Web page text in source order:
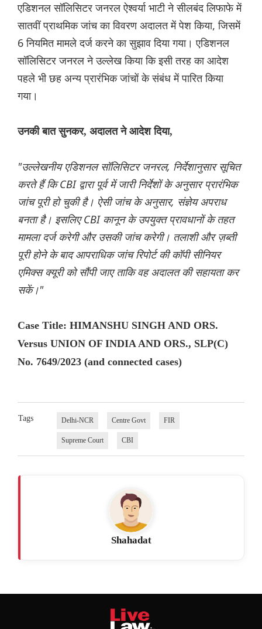
एडिशनल सॉलिसिटर जनरल ऐश्वर्या भाटी ने सीलबंद लिफाफे में
सातवीं प्राथमिक जांच का विवरण अदालत में पेश किया, जिसमें
6 नियमित मामले दर्ज करने का सुझाव दिया गया। एडिशनल
सॉलिसिटर जनरल ने उल्लेख किया कि इसी तरह का आदेश
पहले भी छह अन्य प्रारंभिक जांचों के संबंध में पारित किया
गया।
उनकी बात सुनकर, अदालत ने आदेश दिया,
"उल्लेखनीय एडिशनल सॉलिसिटर जनरल, निर्देशानुसार सूचित
करते हैं कि CBI द्वारा पूर्व में जारी निर्देशों के अनुसार प्रारंभिक
जांच पूरी हो चुकी है। ऐसी जांच के अनुसार, संज्ञेय अपराध
बनता है। इसलिए CBI कानून के उपयुक्त प्रावधानों के तहत
मामला दर्ज करेगी और उसकी जांच करेगी। तलाशी और ज़ब्ती
पूरी होने के बाद आपराधिक जांच रिपोर्ट की कॉपी सीनियर
एमिक्स क्यूरी को सौंपी जाए ताकि वह अदालत की सहायता कर
सकें।"
Case Title: HIMANSHU SINGH AND ORS.
Versus UNION OF INDIA AND ORS., SLP(C)
No. 7649/2023 (and connected cases)
Tags Delhi-NCR Centre Govt FIR
Supreme Court CBI
Shahadat